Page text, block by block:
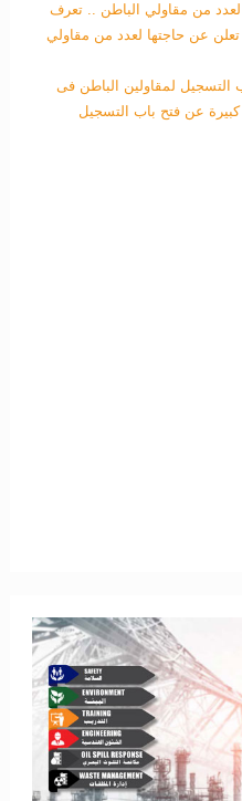
من مقاولي الباطن .. تعرف
عن حاجتها لعدد من مقاولي
التسجيل لمقاولين الباطن فى
عن فتح باب التسجيل